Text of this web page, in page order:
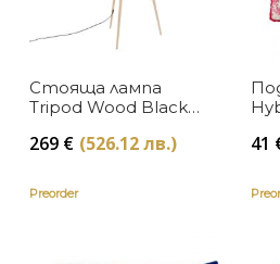
Стояща лампа
Tripod Wood Black
269 € (526.12 лв.) 41
Preorder